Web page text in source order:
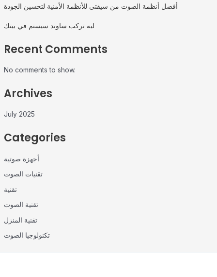
أفضل أنظمة الصوت من سيفتي للأنظمة الأمنية لتحسين الجودة
ليه تركب ساوند سيستم في بيتك
Recent Comments
No comments to show.
Archives
July 2025
Categories
أجهزة صوتية
تقنيات الصوت
تقنية
تقنية الصوت
تقنية المنزل
تكنولوجيا الصوت